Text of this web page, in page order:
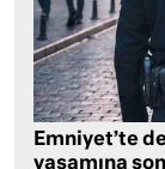
Emniyet’te
yaşamına